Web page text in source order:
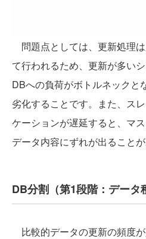
問題点としては、更新処理
て行われるため、更新が多い
DBへの負荷がボトルネックと
劣化することです。また、ス
ケーションが遅延すると、マ
データ内容にずれが出ることが
DB分割（第1段階：データ
比較的データの更新の頻度が